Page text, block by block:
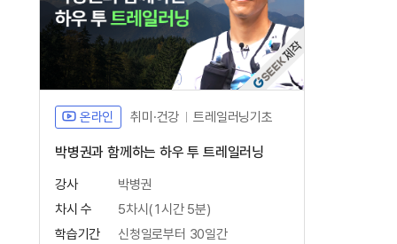
자체개발 강좌G
온라인 취미·건강 트레일러닝기초
박병권과 함께하는 하우 투 트레일러닝
강사
박병권
차시 수
5차시(1시간 5분)
학습기간
신청일로부터 30일간